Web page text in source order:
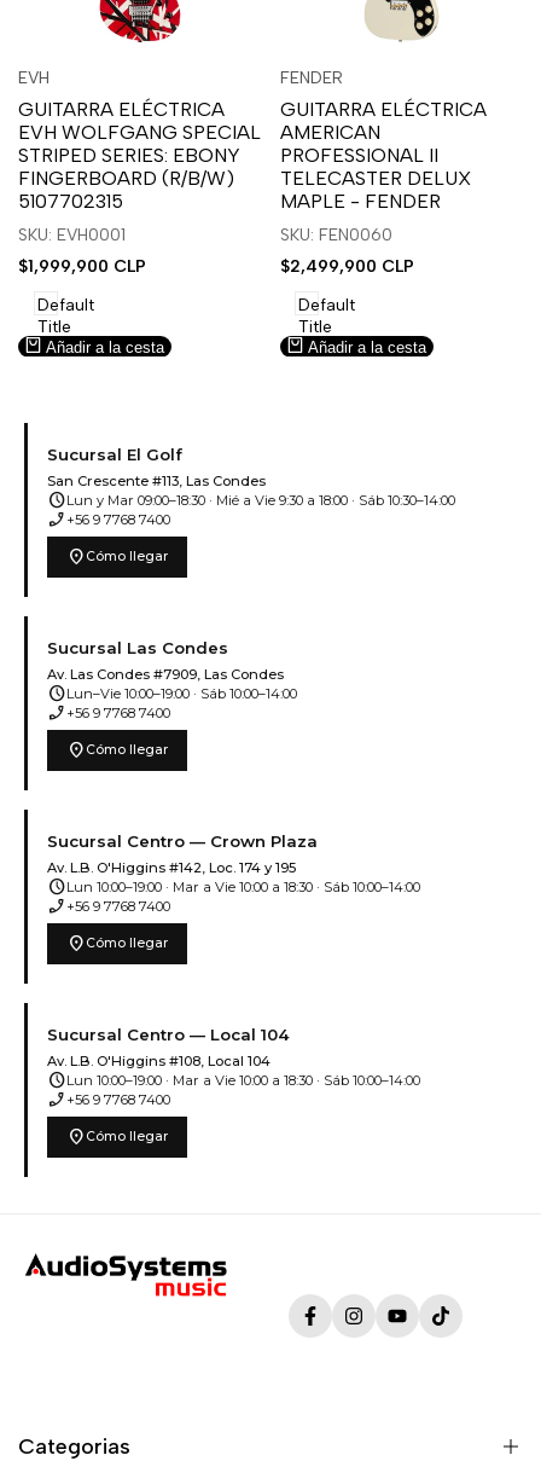
sesión
para
usar
la
lista
deseos.
para
usar
Compare
Proveedor:
EVH
GUITARRA ELÉCTRICA
EVH WOLFGANG SPECIAL
STRIPED SERIES: EBONY
FINGERBOARD (R/B/W)
5107702315
SKU: EVH0001
Precio
venta
$1,999,900 CLP
Default
Title
Añadir a la cesta
sesión
para
usar
la
lista
deseos.
sesión
para
usar
Compare
Vista
Proveedor:
FENDER
GUITARRA ELÉCTRICA
AMERICAN
PROFESSIONAL II
TELECASTER DELUX
MAPLE - FENDER
SKU: FEN0060
Precio
venta
$2,499,900 CLP
Default
Title
Añadir a la cesta
Sucursal El Golf
San Crescente #113, Las Condes
scheduleLun y Mar 09:00–18:30 · Mié a Vie 9:30 a 18:00 · Sáb 10:30–14:00
phone_enabled +56 9 7768 7400
location_on Cómo llegar
Sucursal Las Condes
Av. Las Condes #7909, Las Condes
scheduleLun–Vie 10:00–19:00 · Sáb 10:00–14:00
phone_enabled +56 9 7768 7400
location_on Cómo llegar
Sucursal Centro — Crown Plaza
Av. L.B. O'Higgins #142, Loc. 174 y 195
scheduleLun 10:00–19:00 · Mar a Vie 10:00 a 18:30 · Sáb 10:00–14:00
phone_enabled +56 9 7768 7400
location_on Cómo llegar
Sucursal Centro — Local 104
Av. L.B. O'Higgins #108, Local 104
scheduleLun 10:00–19:00 · Mar a Vie 10:00 a 18:30 · Sáb 10:00–14:00
phone_enabled +56 9 7768 7400
location_on Cómo llegar
FacebookInstagramYouTubeTikTok
Categorias